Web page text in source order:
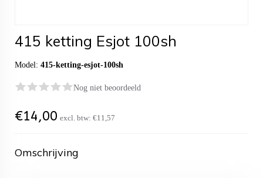
415 ketting Esjot 100sh
Model: 415-ketting-esjot-100sh
Nog niet beoordeeld
€14,00 excl. btw: €11,57
Omschrijving